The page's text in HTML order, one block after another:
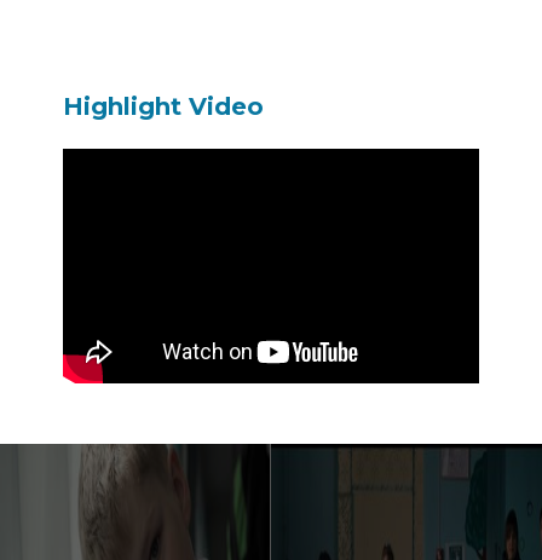
Highlight Video
이전 영화 다음 영화